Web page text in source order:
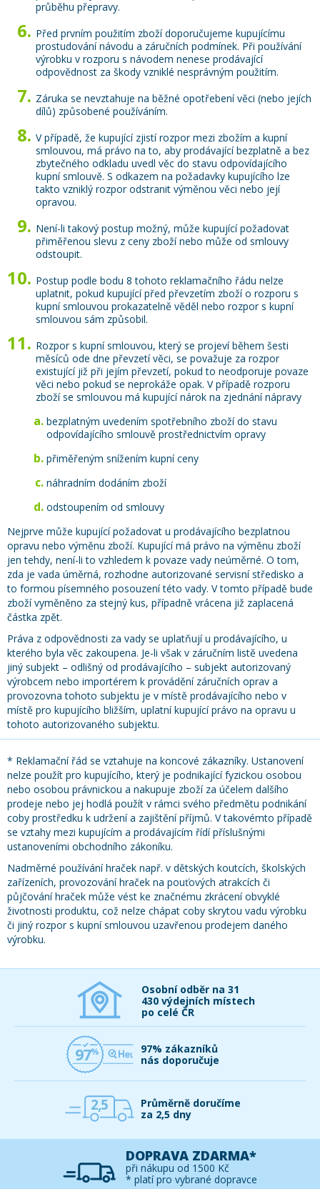
průběhu přepravy.
Před prvním použitím zboží doporučujeme kupujícímu
prostudování návodu a záručních podmínek. Při používání
výrobku v rozporu s návodem nenese prodávající
odpovědnost za škody vzniklé nesprávným použitím.
Záruka se nevztahuje na běžné opotřebení věci (nebo jejích
dílů) způsobené používáním.
V případě, že kupující zjistí rozpor mezi zbožím a kupní
smlouvou, má právo na to, aby prodávající bezplatně a bez
zbytečného odkladu uvedl věc do stavu odpovídajícího
kupní smlouvě. S odkazem na požadavky kupujícího lze
takto vzniklý rozpor odstranit výměnou věci nebo její
opravou.
Není-li takový postup možný, může kupující požadovat
přiměřenou slevu z ceny zboží nebo může od smlouvy
odstoupit.
Postup podle bodu 8 tohoto reklamačního řádu nelze
uplatnit, pokud kupující před převzetím zboží o rozporu s
kupní smlouvou prokazatelně věděl nebo rozpor s kupní
smlouvou sám způsobil.
Rozpor s kupní smlouvou, který se projeví během šesti
měsíců ode dne převzetí věci, se považuje za rozpor
existující již při jejím převzetí, pokud to neodporuje povaze
věci nebo pokud se neprokáže opak. V případě rozporu
zboží se smlouvou má kupující nárok na zjednání nápravy
bezplatným uvedením spotřebního zboží do stavu
odpovídajícího smlouvě prostřednictvím opravy
přiměřeným snížením kupní ceny
náhradním dodáním zboží
odstoupením od smlouvy
Nejprve může kupující požadovat u prodávajícího bezplatnou
opravu nebo výměnu zboží. Kupující má právo na výměnu zboží
jen tehdy, není-li to vzhledem k povaze vady neúměrné. O tom,
zda je vada úměrná, rozhodne autorizované servisní středisko a
to formou písemného posouzení této vady. V tomto případě bude
zboží vyměněno za stejný kus, případně vrácena již zaplacená
částka zpět.
Práva z odpovědnosti za vady se uplatňují u prodávajícího, u
kterého byla věc zakoupena. Je-li však v záručním listě uvedena
jiný subjekt – odlišný od prodávajícího – subjekt autorizovaný
výrobcem nebo importérem k provádění záručních oprav a
provozovna tohoto subjektu je v místě prodávajícího nebo v
místě pro kupujícího bližším, uplatní kupující právo na opravu u
tohoto autorizovaného subjektu.
* Reklamační řád se vztahuje na koncové zákazníky. Ustanovení
nelze použít pro kupujícího, který je podnikající fyzickou osobou
nebo osobou právnickou a nakupuje zboží za účelem dalšího
prodeje nebo jej hodlá použít v rámci svého předmětu podnikání
coby prostředku k udržení a zajištění příjmů. V takovémto případě
se vztahy mezi kupujícím a prodávajícím řídí příslušnými
ustanoveními obchodního zákoníku.
Nadměrné používání hraček např. v dětských koutcích, školských
zařízeních, provozování hraček na pouťových atrakcích či
půjčování hraček může vést ke značnému zkrácení obvyklé
životnosti produktu, což nelze chápat coby skrytou vadu výrobku
či jiný rozpor s kupní smlouvou uzavřenou prodejem daného
výrobku.
Osobní odběr na 31
430 výdejních místech
po celé ČR
97
97% zákazníků
nás doporučuje
2,5
Průměrně doručíme
za 2,5 dny
DOPRAVA ZDARMA*
při nákupu od 1500 Kč
* platí pro vybrané dopravce